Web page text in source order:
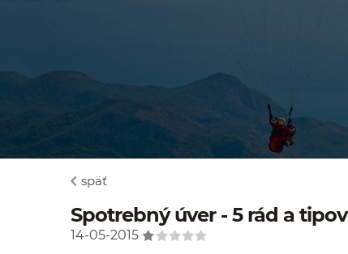
späť
Spotrebný úver - 5 rád a tipov
14-05-2015